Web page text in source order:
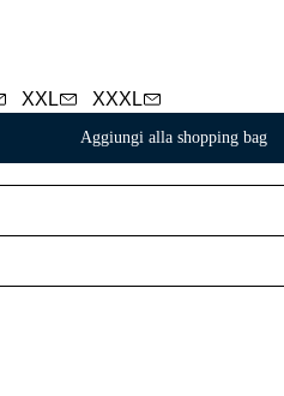
XXL XXXL
Aggiungi alla shopping bag